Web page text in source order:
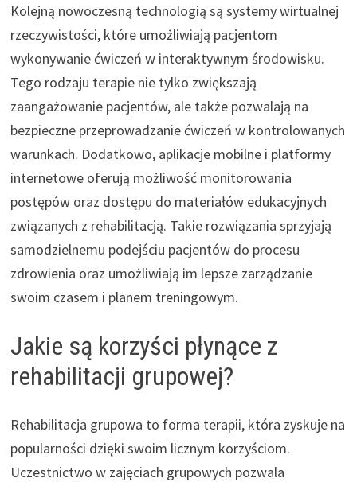
Kolejną nowoczesną technologią są systemy wirtualnej
rzeczywistości, które umożliwiają pacjentom
wykonywanie ćwiczeń w interaktywnym środowisku.
Tego rodzaju terapie nie tylko zwiększają
zaangażowanie pacjentów, ale także pozwalają na
bezpieczne przeprowadzanie ćwiczeń w kontrolowanych
warunkach. Dodatkowo, aplikacje mobilne i platformy
internetowe oferują możliwość monitorowania
postępów oraz dostępu do materiałów edukacyjnych
związanych z rehabilitacją. Takie rozwiązania sprzyjają
samodzielnemu podejściu pacjentów do procesu
zdrowienia oraz umożliwiają im lepsze zarządzanie
swoim czasem i planem treningowym.
Jakie są korzyści płynące z
rehabilitacji grupowej?
Rehabilitacja grupowa to forma terapii, która zyskuje na
popularności dzięki swoim licznym korzyściom.
Uczestnictwo w zajęciach grupowych pozwala